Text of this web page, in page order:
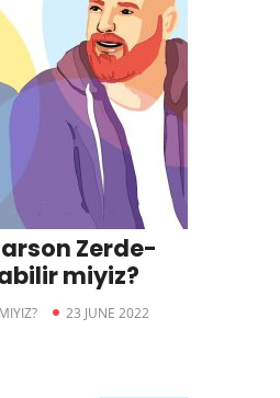
Zerde-
miyiz?
23 JUNE 2022